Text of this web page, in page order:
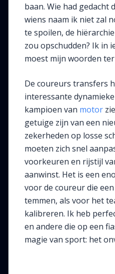
baan. Wie had gedacht
wiens naam ik niet zal
te spoilen, de
zou opschudden? Ik in
moest mijn woorden
De coureurs transfers
interessante
kampioen van motor
getuige zijn van een
zekerheden op losse
moeten zich snel
voorkeuren en rijstijl
aanwinst. Het is een
voor de coureur die
temmen, als voor het
kalibreren. Ik heb
en andere die op een
magie van sport: het